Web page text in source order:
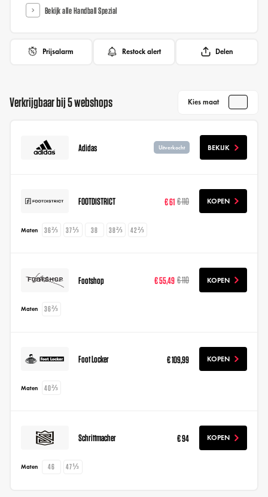
Bekijk alle Handball Spezial
Prijsalarm Restock alert Delen
Verkrijgbaar bij 5 webshops Kies maat
Adidas Uitverkocht BEKIJK
FOOTDISTRICT € 61 € 110 KOPEN
Maten 36⅔ 37⅓ 38 38⅔ 42⅔
Footshop € 55,49 € 110 KOPEN
Maten 36⅔
Foot Locker € 109,99 KOPEN
Maten 40⅔
Schrittmacher € 94 KOPEN
Maten 46 47⅓